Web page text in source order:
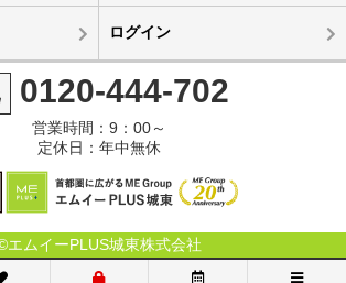
ログイン
0120-444-702
営業時間：9：00～
定休日：年中無休
エムイーPLUS城東株式会社